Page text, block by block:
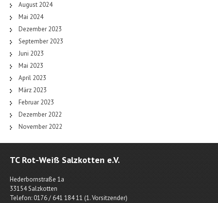
August 2024
Mai 2024
Dezember 2023
September 2023
Juni 2023
Mai 2023
April 2023
März 2023
Februar 2023
Dezember 2022
November 2022
TC Rot-Weiß Salzkotten e.V.
Hederbornstraße 1a
33154 Salzkotten
Telefon: 0176 / 641 184 11 (1. Vorsitzender)